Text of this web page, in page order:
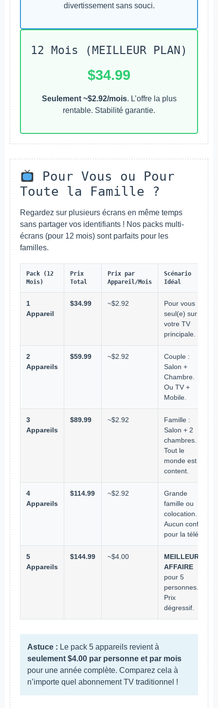
divertissement sans souci.
12 Mois (MEILLEUR PLAN)
$34.99
Seulement ~$2.92/mois. L’offre la plus
rentable. Stabilité garantie.
Pour Vous ou Pour
Toute la Famille ?
Regardez sur plusieurs écrans en même temps
sans partager vos identifiants ! Nos packs multi-
écrans (pour 12 mois) sont parfaits pour les
familles.
Pack (12
Mois)
Prix
Total
Prix par
Appareil/Mois
Scénario
Idéal
1
Appareil
$34.99 ~$2.92
Pour vous
seul(e) sur
votre TV
principale.
2
Appareils
$59.99 ~$2.92
Couple :
Salon +
Chambre.
Ou TV +
Mobile.
3
Appareils
$89.99 ~$2.92
Famille :
Salon + 2
chambres.
Tout le
monde est
content.
4
Appareils
$114.99 ~$2.92
Grande
famille ou
colocation.
Aucun conflit
pour la télé.
5
Appareils
$144.99 ~$4.00
MEILLEURE
AFFAIRE
pour 5
personnes.
Prix
dégressif.
Astuce : Le pack 5 appareils revient à
seulement $4.00 par personne et par mois
pour une année complète. Comparez cela à
n’importe quel abonnement TV traditionnel !